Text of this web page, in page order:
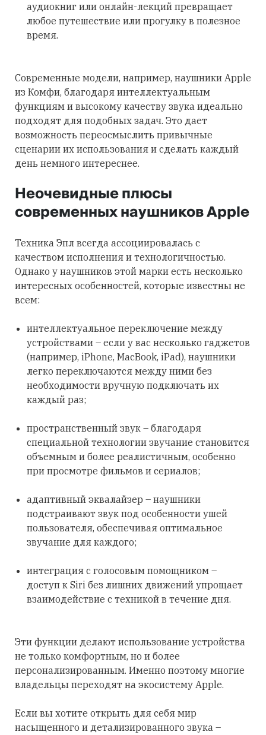
аудиокниг или онлайн-лекций превращает
любое путешествие или прогулку в полезное
время.
Современные модели, например, наушники Apple
из Комфи, благодаря интеллектуальным
функциям и высокому качеству звука идеально
подходят для подобных задач. Это дает
возможность переосмыслить привычные
сценарии их использования и сделать каждый
день немного интереснее.
Неочевидные плюсы
современных наушников Apple
Техника Эпл всегда ассоциировалась с
качеством исполнения и технологичностью.
Однако у наушников этой марки есть несколько
интересных особенностей, которые известны не
всем:
интеллектуальное переключение между
устройствами – если у вас несколько гаджетов
(например, iPhone, MacBook, iPad), наушники
легко переключаются между ними без
необходимости вручную подключать их
каждый раз;
пространственный звук – благодаря
специальной технологии звучание становится
объемным и более реалистичным, особенно
при просмотре фильмов и сериалов;
адаптивный эквалайзер – наушники
подстраивают звук под особенности ушей
пользователя, обеспечивая оптимальное
звучание для каждого;
интеграция с голосовым помощником –
доступ к Siri без лишних движений упрощает
взаимодействие с техникой в течение дня.
Эти функции делают использование устройства
не только комфортным, но и более
персонализированным. Именно поэтому многие
владельцы переходят на экосистему Apple.
Если вы хотите открыть для себя мир
насыщенного и детализированного звука –